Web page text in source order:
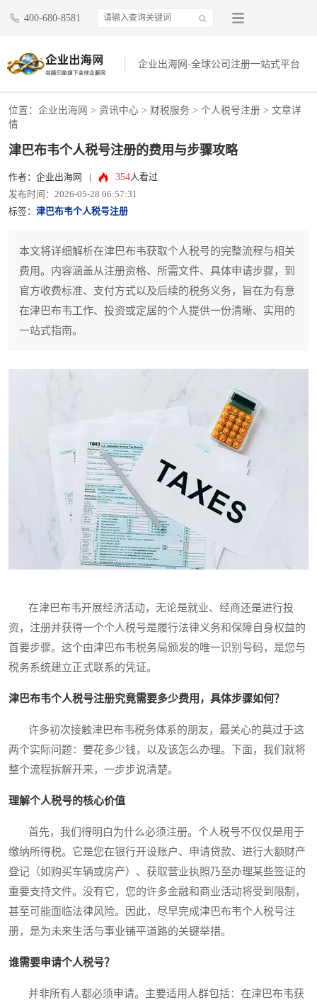
400-680-8581
企业出海网-全球公司注册一站式平台
位置： 企业出海网 > 资讯中心 > 财税服务 > 个人税号注册 > 文章详
情
津巴布韦个人税号注册的费用与步骤攻略
作者：企业出海网 354人看过
发布时间：2026-05-28 06:57:31
标签： 津巴布韦个人税号注册
本文将详细解析在津巴布韦获取个人税号的完整流程与相关
费用。内容涵盖从注册资格、所需文件、具体申请步骤，到
官方收费标准、支付方式以及后续的税务义务，旨在为有意
在津巴布韦工作、投资或定居的个人提供一份清晰、实用的
一站式指南。
在津巴布韦开展经济活动，无论是就业、经商还是进行投
资，注册并获得一个个人税号是履行法律义务和保障自身权益的
首要步骤。这个由津巴布韦税务局颁发的唯一识别号码，是您与
税务系统建立正式联系的凭证。
津巴布韦个人税号注册究竟需要多少费用，具体步骤如何？
许多初次接触津巴布韦税务体系的朋友，最关心的莫过于这
两个实际问题：要花多少钱，以及该怎么办理。下面，我们就将
整个流程拆解开来，一步步说清楚。
理解个人税号的核心价值
首先，我们得明白为什么必须注册。个人税号不仅仅是用于
缴纳所得税。它是您在银行开设账户、申请贷款、进行大额财产
登记（如购买车辆或房产）、获取营业执照乃至办理某些签证的
重要支持文件。没有它，您的许多金融和商业活动将受到限制，
甚至可能面临法律风险。因此，尽早完成津巴布韦个人税号注
册，是为未来生活与事业铺平道路的关键举措。
谁需要申请个人税号？
并非所有人都必须申请。主要适用人群包括：在津巴布韦获